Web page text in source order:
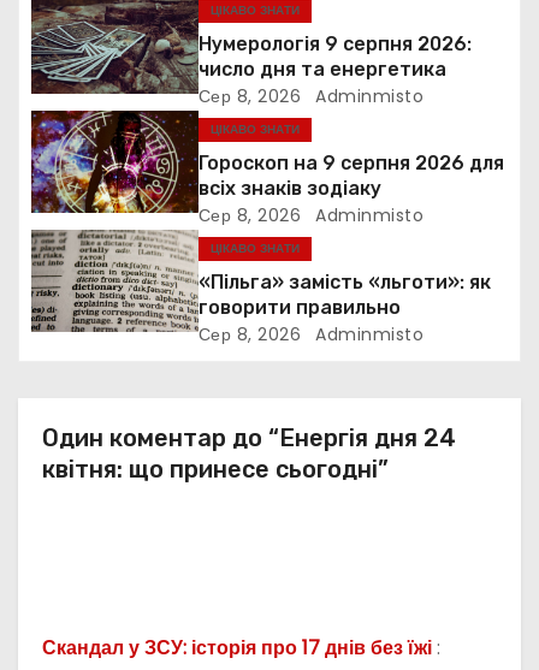
я
з
а
п
и
с
і
ЦІКАВО ЗНАТИ
Нумерологія 9 серпня 2026:
число дня та енергетика
Сер 8, 2026 Adminmisto
ЦІКАВО ЗНАТИ
Гороскоп на 9 серпня 2026 для
всіх знаків зодіаку
Сер 8, 2026 Adminmisto
ЦІКАВО ЗНАТИ
«Пільга» замість «льготи»: як
говорити правильно
Сер 8, 2026 Adminmisto
Один коментар до “Енергія дня 24
квітня: що принесе сьогодні”
Скандал у ЗСУ: історія про 17 днів без їжі: